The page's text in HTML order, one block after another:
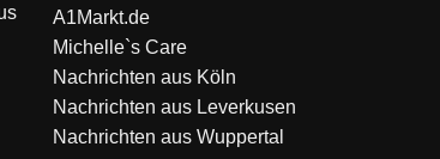
A1Markt.de
Michelle`s Care
Nachrichten aus Köln
Nachrichten aus Leverkusen
Nachrichten aus Wuppertal